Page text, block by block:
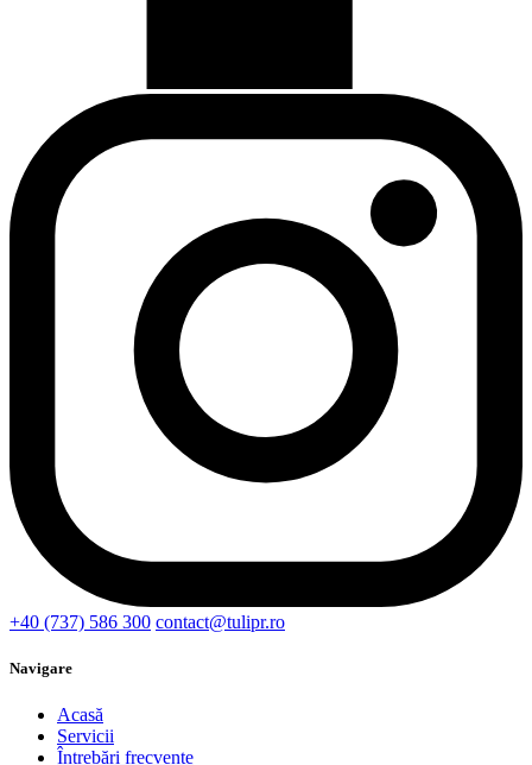
+40 (737) 586 300 contact@tulipr.ro
Navigare
Acasă
Servicii
Întrebări frecvente